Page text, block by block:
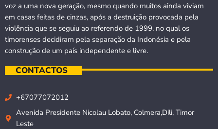
voz a uma nova geração, mesmo quando muitos ainda viviam
em casas feitas de cinzas, após a destruição provocada pela
violência que se seguiu ao referendo de 1999, no qual os
timorenses decidiram pela separação da Indonésia e pela
construção de um país independente e livre.
CONTACTOS
+67077072012
Avenida Presidente Nicolau Lobato, Colmera,Dili, Timor
Leste